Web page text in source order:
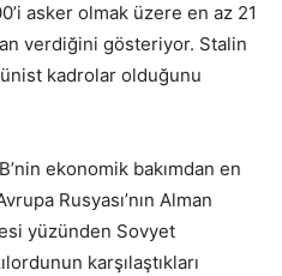
asker olmak üzere en az 21
verdiğini gösteriyor. Stalin
kadrolar olduğunu
ekonomik bakımdan en
Rusyası’nın Alman
yüzünden Sovyet
karşılaştıkları